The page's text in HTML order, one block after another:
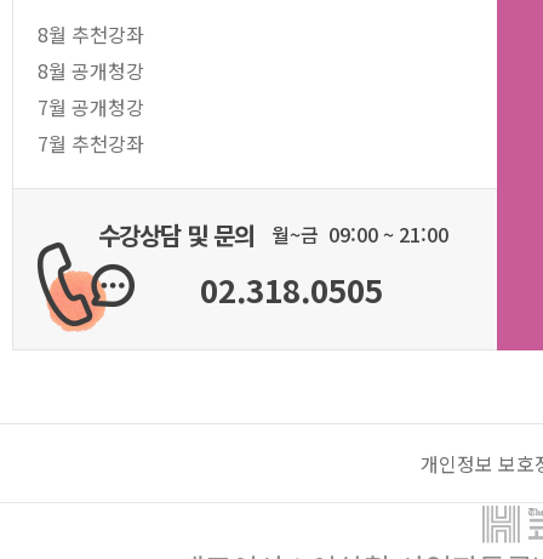
8월 추천강좌
8월 공개청강
7월 공개청강
7월 추천강좌
수강상담 및 문의 월~금 09:00 ~ 21:00
02.318.0505
개인정보 보호